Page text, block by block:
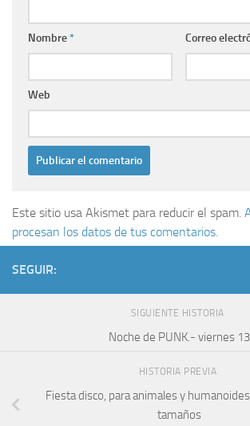
Nombre* Correo
Web
Este sitio usa Akismet para reducir el spam.
procesan los datos de tus comentarios.
SEGUIR:
SIGUIENTE HISTORIA
Noche de PUNK.- viernes 13
HISTORIA PREVIA
Fiesta disco, para animales y
tamaños